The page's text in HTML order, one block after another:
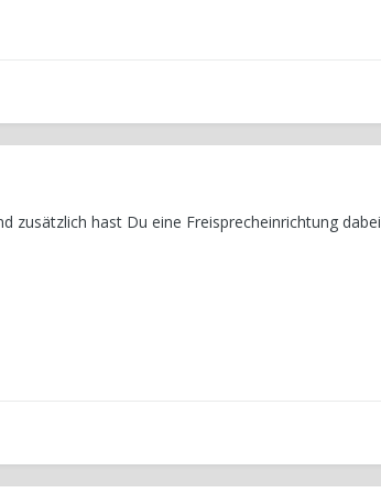
zusätzlich hast Du eine Freisprecheinrichtung